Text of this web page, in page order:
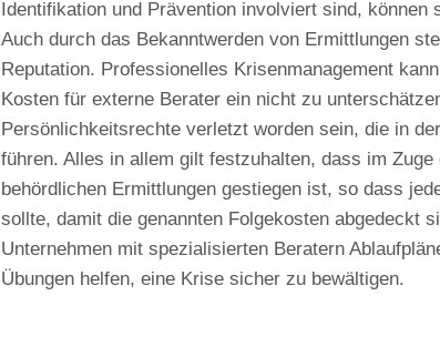
Identifikation und Prävention involviert sind, können
Auch durch das Bekanntwerden von Ermittlungen
Reputation. Professionelles Krisenmanagement
Kosten für externe Berater ein nicht zu
Persönlichkeitsrechte verletzt worden sein, die in
führen. Alles in allem gilt festzuhalten, dass im
behördlichen Ermittlungen gestiegen ist, so dass
sollte, damit die genannten Folgekosten abgedeckt
Unternehmen mit spezialisierten Beratern
Übungen helfen, eine Krise sicher zu bewältigen.